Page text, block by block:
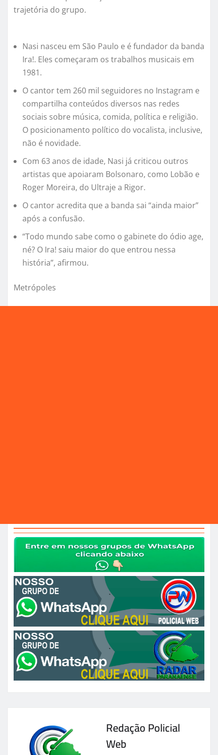
trajetória do grupo.
Nasi nasceu em São Paulo e é fundador da banda
Ira!. Eles começaram os trabalhos musicais em
1981.
O cantor tem 260 mil seguidores no Instagram e
compartilha conteúdos diversos nas redes
sociais sobre música, comida, política e religião.
O posicionamento político do vocalista, inclusive,
não é novidade.
Com 63 anos de idade, Nasi já criticou outros
artistas que apoiaram Bolsonaro, como Lobão e
Roger Moreira, do Ultraje a Rigor.
O cantor acredita que a banda sai “ainda maior”
após a confusão.
“Todo mundo sabe como o gabinete do ódio age,
né? O Ira! saiu maior do que entrou nessa
história”, afirmou.
Metrópoles
Redação Policial
Web